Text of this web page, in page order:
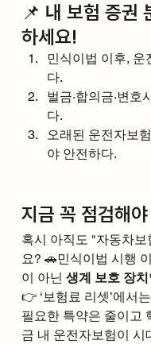
📌 내 보험 증권
하세요!
민식이법 이후, 운
다.
벌금·합의금·변
다.
오래된 운전자보
야 안전하다.
지금 꼭 점검해
혹시 아직도 "자동차
요? 🚗민식이법 시행
이 아닌 생계 보호 장치
👉 ‘보험료 리셋’에서
필요한 특약은 줄이고
금 내 운전자보험이 시